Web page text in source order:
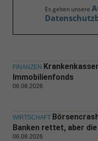
Es gelten unsere
FINANZEN
Immobilienfonds
06.08.2026
WIRTSCHAFT
Banken rettet, aber
06.08.2026